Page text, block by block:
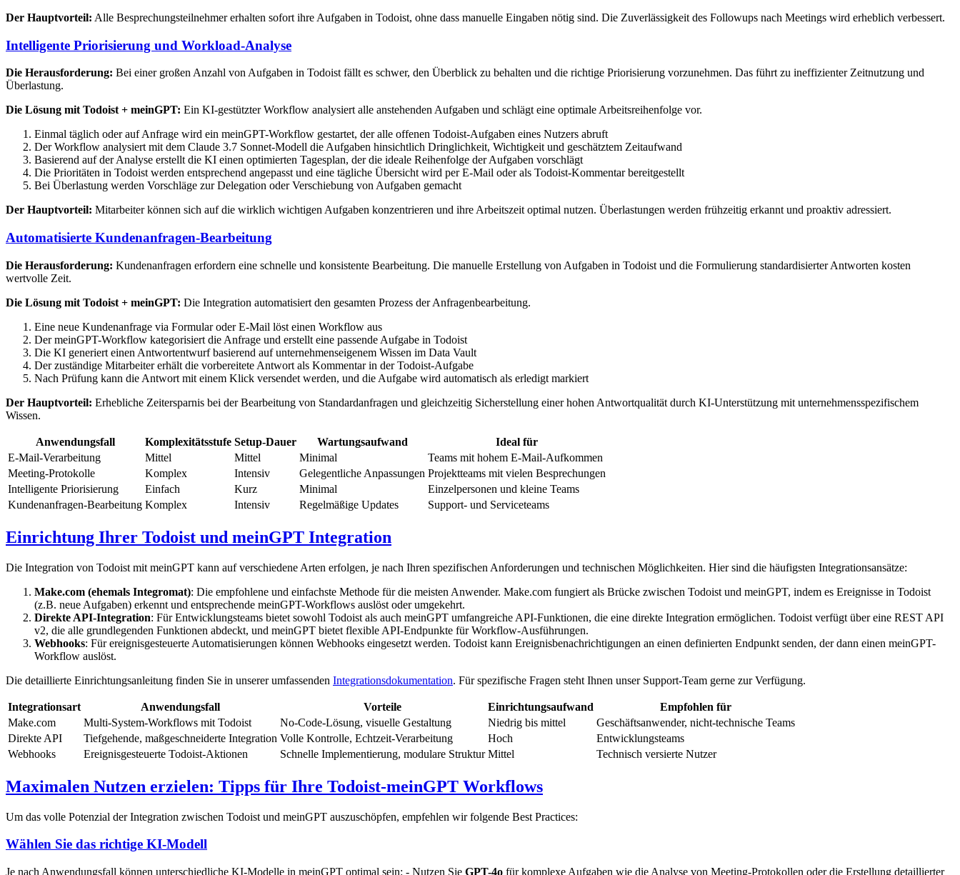
Der Hauptvorteil: Alle Besprechungsteilnehmer erhalten sofort ihre Aufgaben in Todoist, ohne dass manuelle Eingaben nötig sind. Die Zuverlässigkeit des Followups nach Meetings wird erheblich verbessert.
Intelligente Priorisierung und Workload-Analyse
Die Herausforderung: Bei einer großen Anzahl von Aufgaben in Todoist fällt es schwer, den Überblick zu behalten und die richtige Priorisierung vorzunehmen. Das führt zu ineffizienter Zeitnutzung und
Überlastung.
Die Lösung mit Todoist + meinGPT: Ein KI-gestützter Workflow analysiert alle anstehenden Aufgaben und schlägt eine optimale Arbeitsreihenfolge vor.
Einmal täglich oder auf Anfrage wird ein meinGPT-Workflow gestartet, der alle offenen Todoist-Aufgaben eines Nutzers abruft
Der Workflow analysiert mit dem Claude 3.7 Sonnet-Modell die Aufgaben hinsichtlich Dringlichkeit, Wichtigkeit und geschätztem Zeitaufwand
Basierend auf der Analyse erstellt die KI einen optimierten Tagesplan, der die ideale Reihenfolge der Aufgaben vorschlägt
Die Prioritäten in Todoist werden entsprechend angepasst und eine tägliche Übersicht wird per E-Mail oder als Todoist-Kommentar bereitgestellt
Bei Überlastung werden Vorschläge zur Delegation oder Verschiebung von Aufgaben gemacht
Der Hauptvorteil: Mitarbeiter können sich auf die wirklich wichtigen Aufgaben konzentrieren und ihre Arbeitszeit optimal nutzen. Überlastungen werden frühzeitig erkannt und proaktiv adressiert.
Automatisierte Kundenanfragen-Bearbeitung
Die Herausforderung: Kundenanfragen erfordern eine schnelle und konsistente Bearbeitung. Die manuelle Erstellung von Aufgaben in Todoist und die Formulierung standardisierter Antworten kosten
wertvolle Zeit.
Die Lösung mit Todoist + meinGPT: Die Integration automatisiert den gesamten Prozess der Anfragenbearbeitung.
Eine neue Kundenanfrage via Formular oder E-Mail löst einen Workflow aus
Der meinGPT-Workflow kategorisiert die Anfrage und erstellt eine passende Aufgabe in Todoist
Die KI generiert einen Antwortentwurf basierend auf unternehmenseigenem Wissen im Data Vault
Der zuständige Mitarbeiter erhält die vorbereitete Antwort als Kommentar in der Todoist-Aufgabe
Nach Prüfung kann die Antwort mit einem Klick versendet werden, und die Aufgabe wird automatisch als erledigt markiert
Der Hauptvorteil: Erhebliche Zeitersparnis bei der Bearbeitung von Standardanfragen und gleichzeitig Sicherstellung einer hohen Antwortqualität durch KI-Unterstützung mit unternehmensspezifischem
Wissen.
Anwendungsfall Komplexitätsstufe Setup-Dauer Wartungsaufwand
Ideal für
E-Mail-Verarbeitung
Mittel Mittel Minimal
Teams mit hohem E-Mail-Aufkommen
Meeting-Protokolle
Komplex Intensiv Gelegentliche Anpassungen Projektteams mit vielen Besprechungen
Intelligente Priorisierung
Einfach Kurz Minimal
Einzelpersonen und kleine Teams
Kundenanfragen-Bearbeitung Komplex Intensiv Regelmäßige Updates Support- und Serviceteams
Einrichtung Ihrer Todoist und meinGPT Integration
Die Integration von Todoist mit meinGPT kann auf verschiedene Arten erfolgen, je nach Ihren spezifischen Anforderungen und technischen Möglichkeiten. Hier sind die häufigsten Integrationsansätze:
Make.com (ehemals Integromat): Die empfohlene und einfachste Methode für die meisten Anwender. Make.com fungiert als Brücke zwischen Todoist und meinGPT, indem es Ereignisse in Todoist
(z.B. neue Aufgaben) erkennt und entsprechende meinGPT-Workflows auslöst oder umgekehrt.
Direkte API-Integration: Für Entwicklungsteams bietet sowohl Todoist als auch meinGPT umfangreiche API-Funktionen, die eine direkte Integration ermöglichen. Todoist verfügt über eine REST API
v2, die alle grundlegenden Funktionen abdeckt, und meinGPT bietet flexible API-Endpunkte für Workflow-Ausführungen.
Webhooks: Für ereignisgesteuerte Automatisierungen können Webhooks eingesetzt werden. Todoist kann Ereignisbenachrichtigungen an einen definierten Endpunkt senden, der dann einen meinGPT-
Workflow auslöst.
Die detaillierte Einrichtungsanleitung finden Sie in unserer umfassenden Integrationsdokumentation. Für spezifische Fragen steht Ihnen unser Support-Team gerne zur Verfügung.
Integrationsart Anwendungsfall Vorteile Einrichtungsaufwand
Empfohlen für
Make.com
Multi-System-Workflows mit Todoist No-Code-Lösung, visuelle Gestaltung Niedrig bis mittel
Geschäftsanwender, nicht-technische Teams
Direkte API
Tiefgehende, maßgeschneiderte Integration Volle Kontrolle, Echtzeit-Verarbeitung Hoch
Entwicklungsteams
Webhooks
Ereignisgesteuerte Todoist-Aktionen Schnelle Implementierung, modulare Struktur Mittel Technisch versierte Nutzer
Maximalen Nutzen erzielen: Tipps für Ihre Todoist-meinGPT Workflows
Um das volle Potenzial der Integration zwischen Todoist und meinGPT auszuschöpfen, empfehlen wir folgende Best Practices:
Wählen Sie das richtige KI-Modell
Je nach Anwendungsfall können unterschiedliche KI-Modelle in meinGPT optimal sein: - Nutzen Sie GPT-4o für komplexe Aufgaben wie die Analyse von Meeting-Protokollen oder die Erstellung detaillierter